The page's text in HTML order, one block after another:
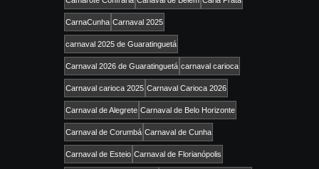
CarnaCunha Carnaval 2025
carnaval 2025 de Guaratinguetá
Carnaval 2026 de Guaratinguetá carnaval carioca
Carnaval carioca 2025 Carnaval Carioca 2026
Carnaval de Alegrete Carnaval de Belo Horizonte
Carnaval de Corumbá Carnaval de Cunha
Carnaval de Esteio Carnaval de Florianópolis